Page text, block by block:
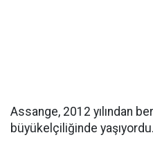
Assange, 2012 yılından
büyükelçiliğinde yaşıyordu.